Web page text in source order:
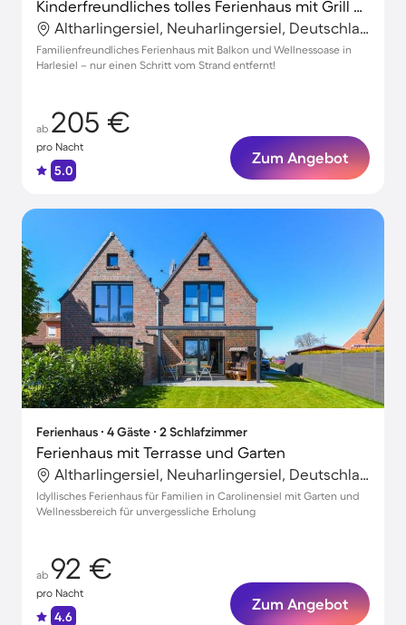
Kinderfreundliches tolles Ferienhaus mit Grill und Terrasse | Flussblick
Altharlingersiel, Neuharlingersiel, Deutschland
Familienfreundliches Ferienhaus mit Balkon und Wellnessoase in
Harlesiel – nur einen Schritt vom Strand entfernt!
ab 205 €
pro Nacht
5.0
Zum Angebot
Ferienhaus ∙ 4 Gäste ∙ 2 Schlafzimmer
Ferienhaus mit Terrasse und Garten
Altharlingersiel, Neuharlingersiel, Deutschland
Idyllisches Ferienhaus für Familien in Carolinensiel mit Garten und
Wellnessbereich für unvergessliche Erholung
ab 92 €
pro Nacht
4.6
Zum Angebot